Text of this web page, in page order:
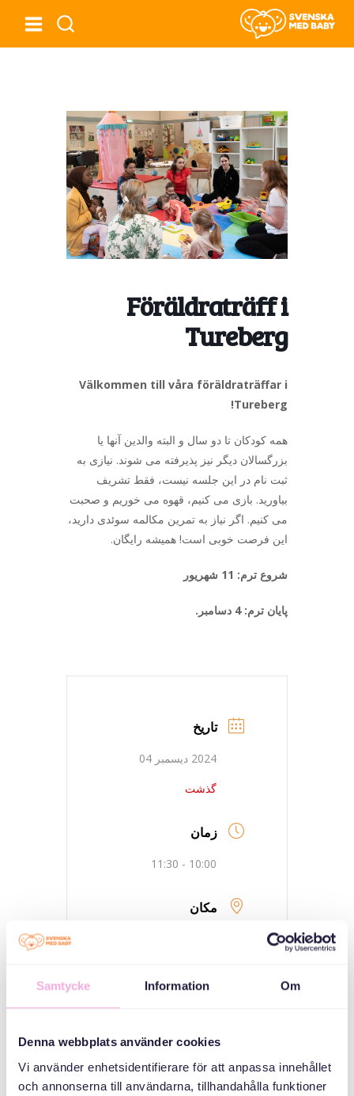
Samtycke Information Om
Denna webbplats använder cookies
Vi använder enhetsidentifierare för att anpassa innehållet
och annonserna till användarna, tillhandahålla funktioner
Föräldraträff i
Tureberg
Välkommen till våra föräldraträffar i
Tureberg!
همه کودکان تا دو سال و البته والدین آنها یا
بزرگسالان دیگر نیز پذیرفته می شوند. نیازی به
ثبت نام در این جلسه نیست، فقط تشریف
بیاورید. بازی می کنیم، قهوه می خوریم و صحبت
می کنیم. اگر نیاز به تمرین مکالمه سوئدی دارید،
این فرصت خوبی است! همیشه رایگان.
شروع ترم: 11 شهریور
پایان ترم: 4 دسامبر.
تاریخ
2024 دیسمبر 04
گذشت
زمان
10:00 - 11:30
مکان
7b
دسته بندی ها
جلسات والدین